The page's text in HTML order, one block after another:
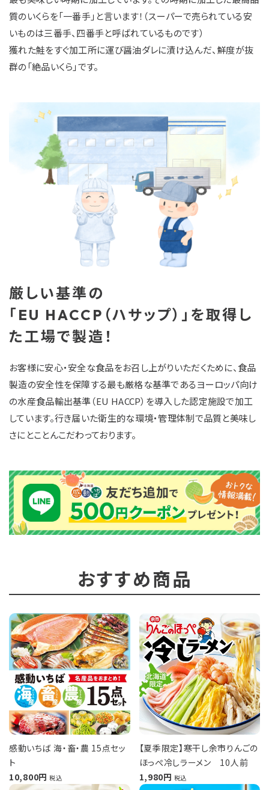
質のいくらを「一番手」と言います！（スーパーで売られている安
いものは三番手、四番手と呼ばれているものです）
獲れた鮭をすぐ加工所に運び醤油ダレに漬け込んだ、鮮度が抜
群の「絶品いくら」です。
厳しい基準の
「EU HACCP（ハサップ）」を取得し
た工場で製造！
お客様に安心・安全な食品をお召し上がりいただくために、食品
製造の安全性を保障する最も厳格な基準であるヨーロッパ向け
の水産食品輸出基準（EU HACCP）を導入した認定施設で加工
しています。行き届いた衛生的な環境・管理体制で品質と美味し
さにとことんこだわっております。
おすすめ商品
感動いちば 海・畜・農 15点セッ
ト
10,800
税込
【夏季限定】寒干し余市りんごの
ほっぺ冷しラーメン 10人前
1,980
税込